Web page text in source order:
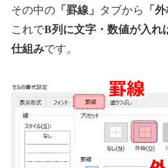
その中の 「罫線」 タブから 「
これでB列に文字・数値が入れ
仕組みです。